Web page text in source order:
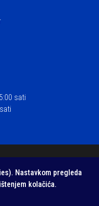
sati
Nastavkom pregleda
kolačića.